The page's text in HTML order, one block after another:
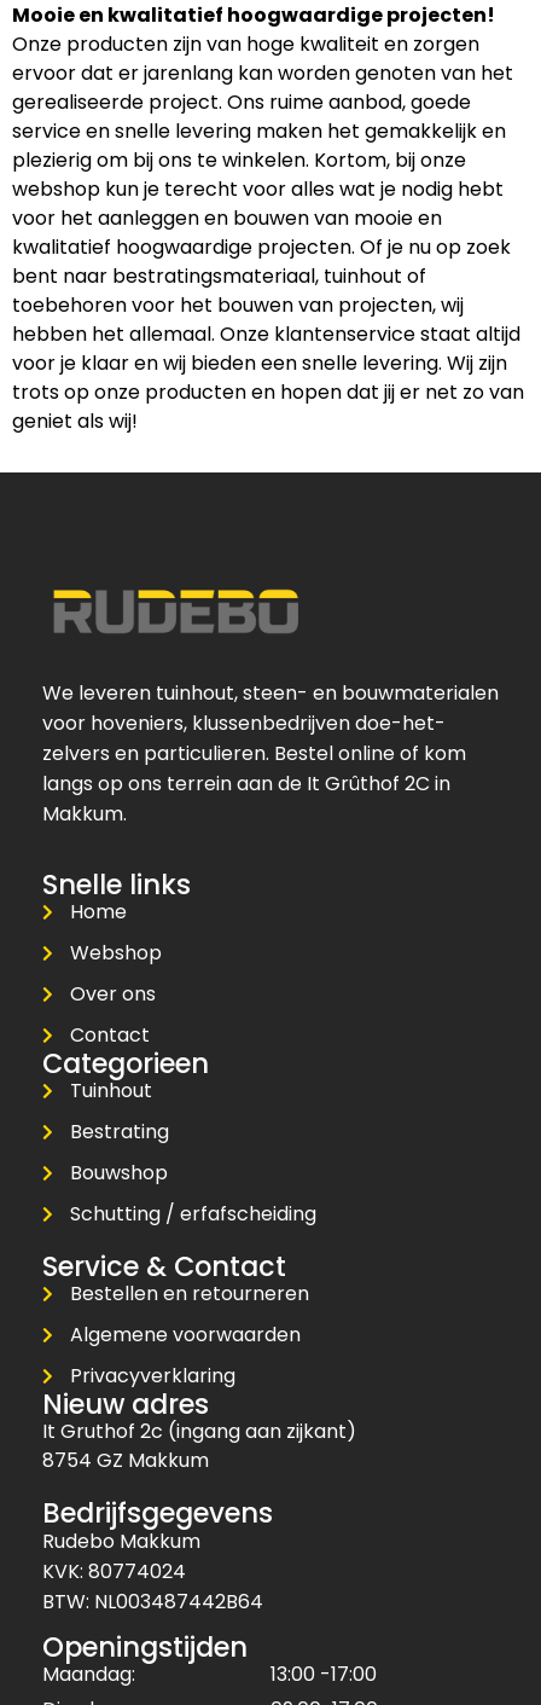
Mooie en kwalitatief hoogwaardige projecten!
Onze producten zijn van hoge kwaliteit en zorgen
ervoor dat er jarenlang kan worden genoten van het
gerealiseerde project. Ons ruime aanbod, goede
service en snelle levering maken het gemakkelijk en
plezierig om bij ons te winkelen. Kortom, bij onze
webshop kun je terecht voor alles wat je nodig hebt
voor het aanleggen en bouwen van mooie en
kwalitatief hoogwaardige projecten. Of je nu op zoek
bent naar bestratingsmateriaal, tuinhout of
toebehoren voor het bouwen van projecten, wij
hebben het allemaal. Onze klantenservice staat altijd
voor je klaar en wij bieden een snelle levering. Wij zijn
trots op onze producten en hopen dat jij er net zo van
geniet als wij!
We leveren tuinhout, steen- en bouwmaterialen
voor hoveniers, klussenbedrijven doe-het-
zelvers en particulieren. Bestel online of kom
langs op ons terrein aan de It Grûthof 2C in
Makkum.
Snelle links
Home
Webshop
Over ons
Contact
Categorieen
Tuinhout
Bestrating
Bouwshop
Schutting / erfafscheiding
Service & Contact
Bestellen en retourneren
Algemene voorwaarden
Privacyverklaring
Nieuw adres
It Gruthof 2c (ingang aan zijkant)
8754 GZ Makkum
Bedrijfsgegevens
Rudebo Makkum
KVK: 80774024
BTW: NL003487442B64
Openingstijden
Maandag:
13:00 -17:00